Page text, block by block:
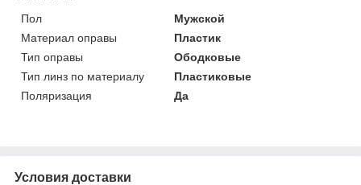
Пол
Мужской
Материал оправы
Пластик
Тип оправы
Ободковые
Тип линз по материалу
Пластиковые
Поляризация
Да
Условия доставки